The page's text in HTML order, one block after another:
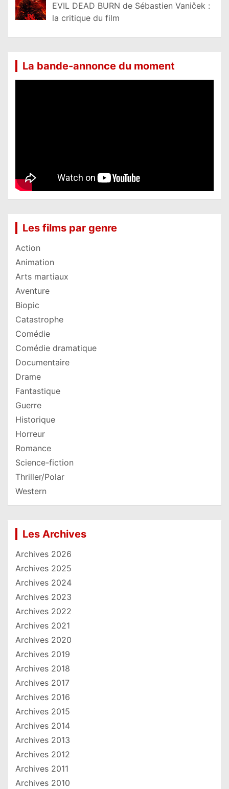
EVIL DEAD BURN de Sébastien Vaniček :
la critique du film
La bande-annonce du moment
Les films par genre
Action
Animation
Arts martiaux
Aventure
Biopic
Catastrophe
Comédie
Comédie dramatique
Documentaire
Drame
Fantastique
Guerre
Historique
Horreur
Romance
Science-fiction
Thriller/Polar
Western
Les Archives
Archives 2026
Archives 2025
Archives 2024
Archives 2023
Archives 2022
Archives 2021
Archives 2020
Archives 2019
Archives 2018
Archives 2017
Archives 2016
Archives 2015
Archives 2014
Archives 2013
Archives 2012
Archives 2011
Archives 2010